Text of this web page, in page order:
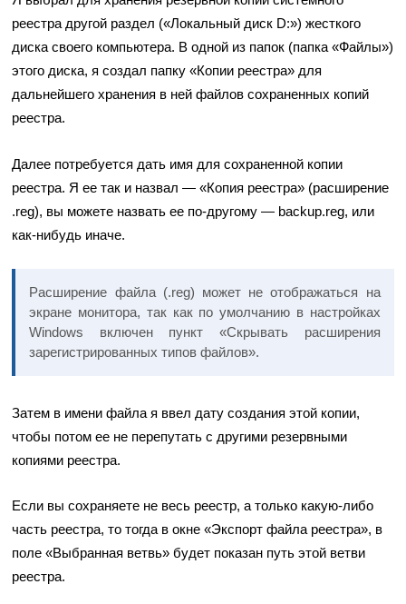
реестра другой раздел («Локальный диск D:») жесткого
диска своего компьютера. В одной из папок (папка «Файлы»)
этого диска, я создал папку «Копии реестра» для
дальнейшего хранения в ней файлов сохраненных копий
реестра.
Далее потребуется дать имя для сохраненной копии
реестра. Я ее так и назвал — «Копия реестра» (расширение
.reg), вы можете назвать ее по-другому — backup.reg, или
как-нибудь иначе.
Расширение файла (.reg) может не отображаться на
экране монитора, так как по умолчанию в настройках
Windows включен пункт «Скрывать расширения
зарегистрированных типов файлов».
Затем в имени файла я ввел дату создания этой копии,
чтобы потом ее не перепутать с другими резервными
копиями реестра.
Если вы сохраняете не весь реестр, а только какую-либо
часть реестра, то тогда в окне «Экспорт файла реестра», в
поле «Выбранная ветвь» будет показан путь этой ветви
реестра.